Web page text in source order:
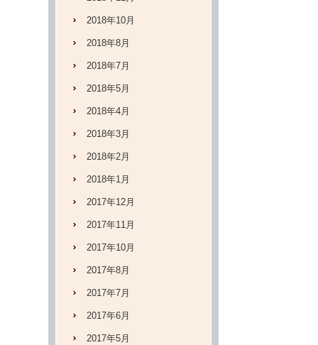
2018年10月
2018年8月
2018年7月
2018年5月
2018年4月
2018年3月
2018年2月
2018年1月
2017年12月
2017年11月
2017年10月
2017年8月
2017年7月
2017年6月
2017年5月